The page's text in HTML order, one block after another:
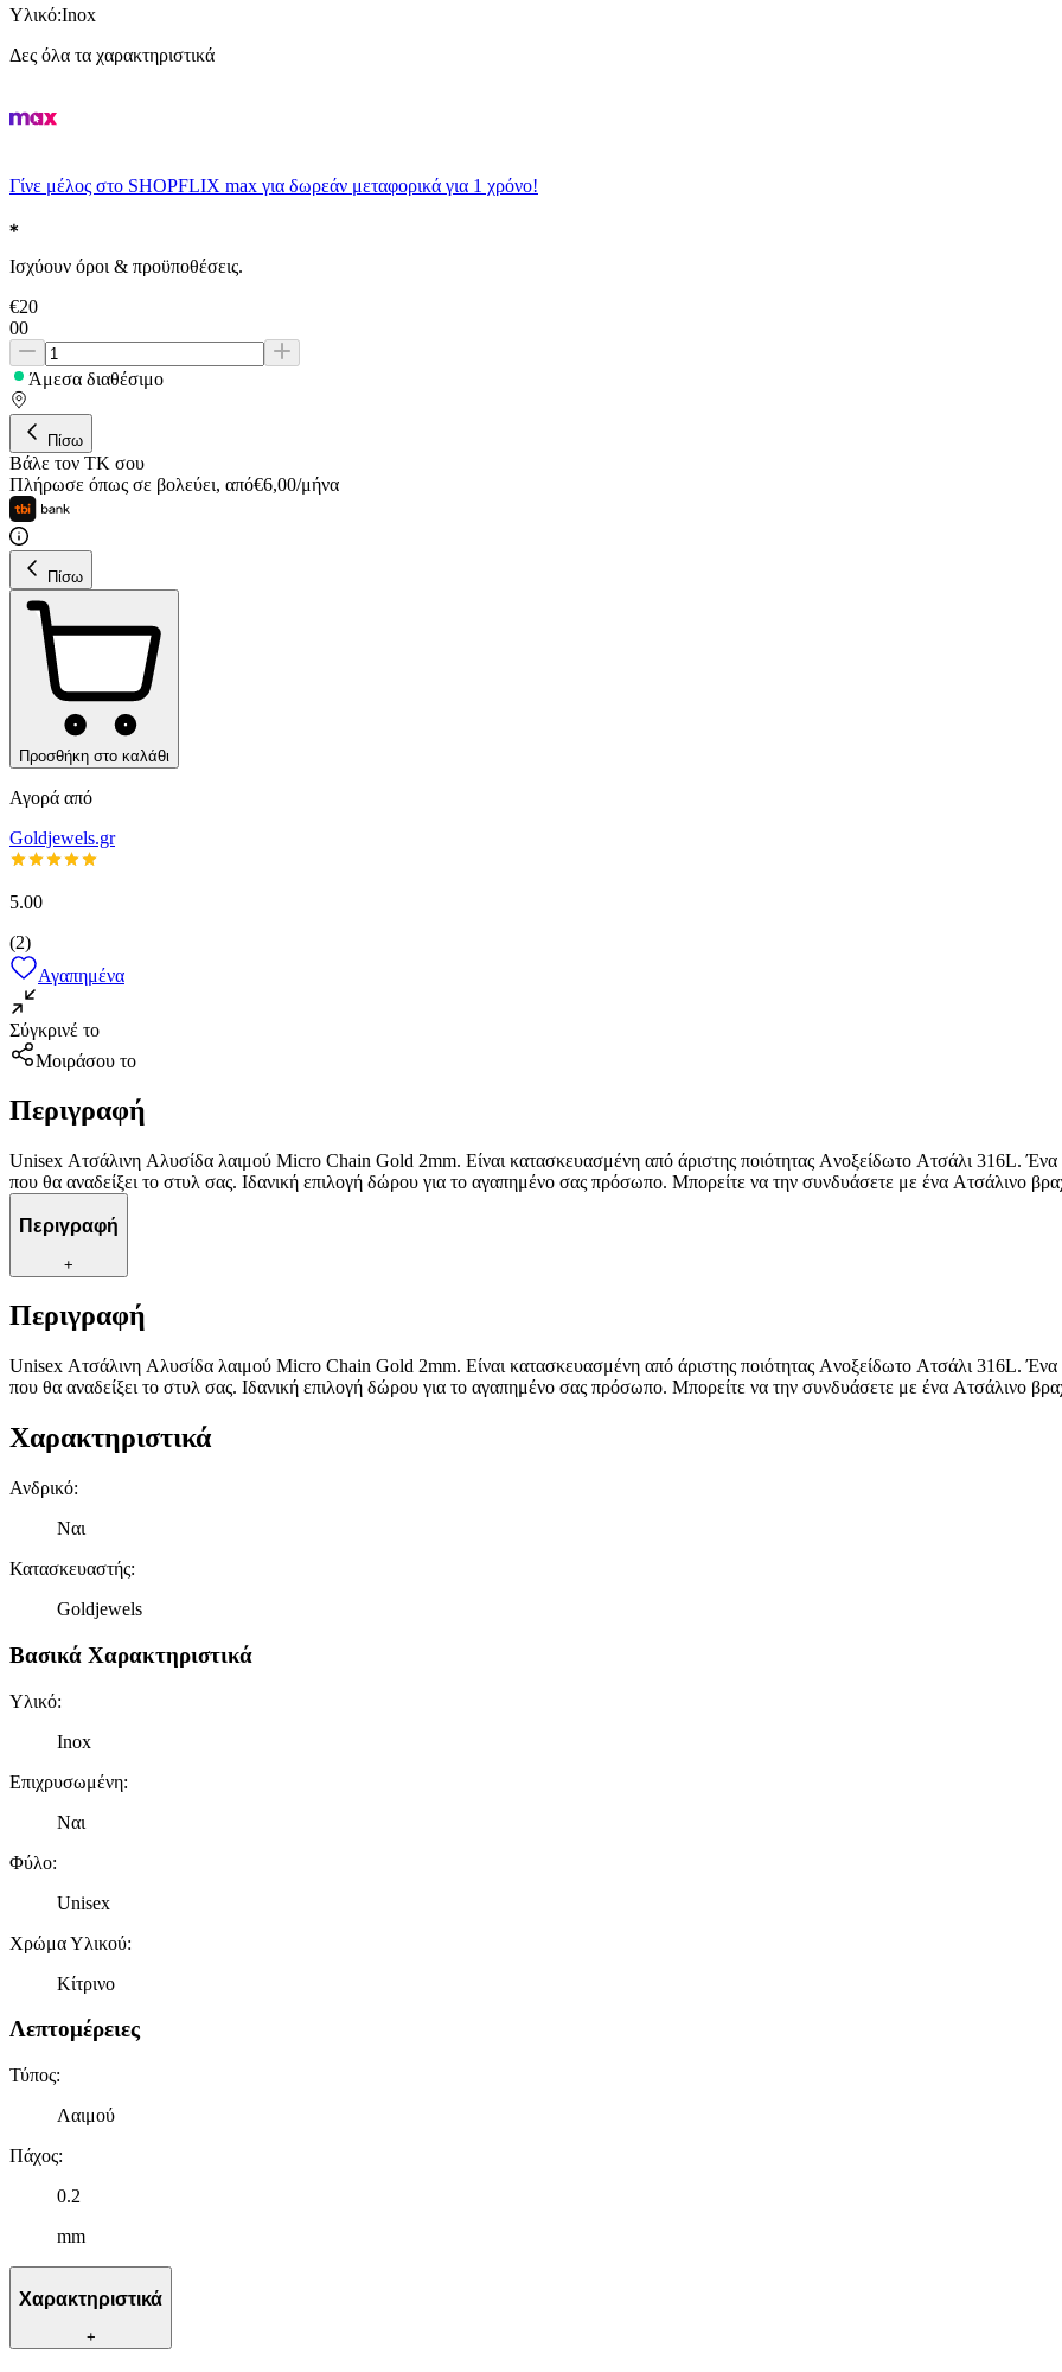
Υλικό:Inox
Δες όλα τα χαρακτηριστικά
Γίνε μέλος στο SHOPFLIX max για δωρεάν μεταφορικά για 1 χρόνο!
Ισχύουν όροι & προϋποθέσεις.
€20
00
Άμεσα διαθέσιμο
Πίσω
Βάλε τον ΤΚ σου
Πλήρωσε όπως σε βολεύει, από€6,00/μήνα
Πίσω
Προσθήκη στο καλάθι
Αγορά από
Goldjewels.gr
5.00
(2)
Αγαπημένα
Σύγκρινέ το
Μοιράσου το
Περιγραφή
Unisex Ατσάλινη Aλυσίδα λαιμού Micro Chain Gold 2mm. Είναι κατασκευασμένη από άριστης ποιότητας Aνοξείδωτο Aτσάλι 316L.
που θα αναδείξει το στυλ σας. Ιδανική επιλογή δώρου για το αγαπημένο σας πρόσωπο. Μπορείτε να την συνδυάσετε με ένα Aτσάλινο
Περιγραφή
+
Περιγραφή
Unisex Ατσάλινη Aλυσίδα λαιμού Micro Chain Gold 2mm. Είναι κατασκευασμένη από άριστης ποιότητας Aνοξείδωτο Aτσάλι 316L.
που θα αναδείξει το στυλ σας. Ιδανική επιλογή δώρου για το αγαπημένο σας πρόσωπο. Μπορείτε να την συνδυάσετε με ένα Aτσάλινο
Χαρακτηριστικά
Ανδρικό:
Ναι
Κατασκευαστής:
Goldjewels
Βασικά Χαρακτηριστικά
Υλικό:
Inox
Επιχρυσωμένη:
Ναι
Φύλο:
Unisex
Χρώμα Υλικού:
Κίτρινο
Λεπτομέρειες
Τύπος:
Λαιμού
Πάχος:
0.2
mm
Χαρακτηριστικά
+